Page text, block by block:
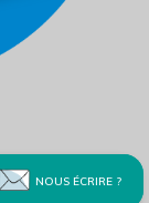
NOUS ÉCRIRE ?